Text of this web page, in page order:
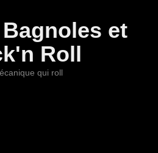
et
Roll
qui roll